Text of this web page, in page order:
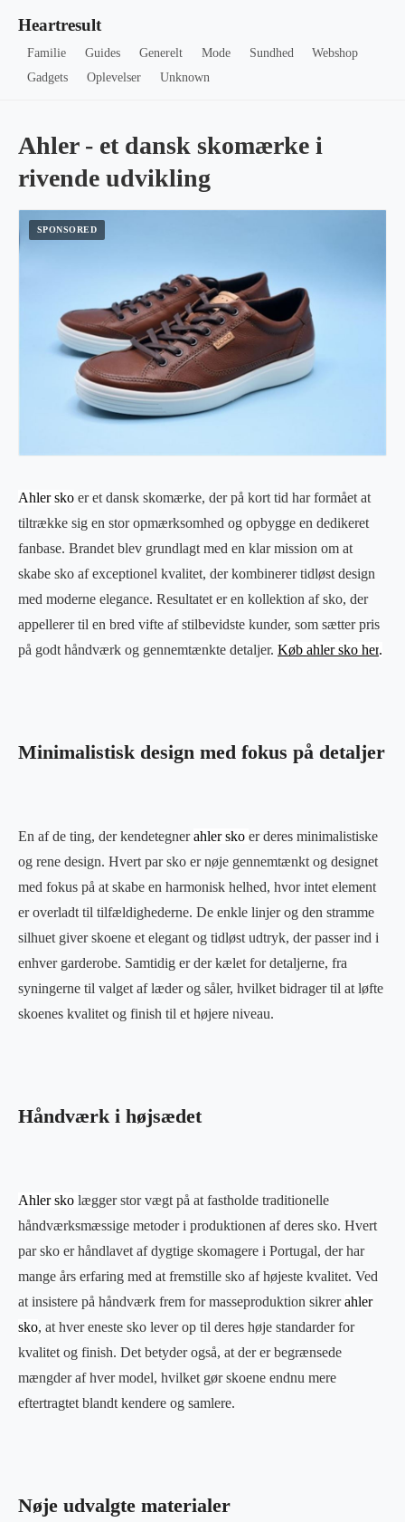
Heartresult
Familie Guides Generelt Mode Sundhed
Webshop
Gadgets
Oplevelser Unknown
Ahler - et dansk skomærke i
rivende udvikling
Ahler sko er et dansk skomærke, der på kort tid har formået at
tiltrække sig en stor opmærksomhed og opbygge en dedikeret
fanbase. Brandet blev grundlagt med en klar mission om at
skabe sko af exceptionel kvalitet, der kombinerer tidløst design
med moderne elegance. Resultatet er en kollektion af sko, der
appellerer til en bred vifte af stilbevidste kunder, som sætter pris
på godt håndværk og gennemtænkte detaljer. Køb ahler sko her.
Minimalistisk design med fokus på detaljer
En af de ting, der kendetegnerahler sko er deres minimalistiske
og rene design. Hvert par sko er nøje gennemtænkt og designet
med fokus på at skabe en harmonisk helhed, hvor intet element
er overladt til tilfældighederne. De enkle linjer og den stramme
silhuet giver skoene et elegant og tidløst udtryk, der passer ind i
enhver garderobe. Samtidig er der kælet for detaljerne, fra
syningerne til valget af læder og såler, hvilket bidrager til at løfte
skoenes kvalitet og finish til et højere niveau.
Håndværk i højsædet
Ahler sko lægger stor vægt på at fastholde traditionelle
håndværksmæssige metoder i produktionen af deres sko. Hvert
par sko er håndlavet af dygtige skomagere i Portugal, der har
mange års erfaring med at fremstille sko af højeste kvalitet. Ved
at insistere på håndværk frem for masseproduktion sikrerahler
sko, at hver eneste sko lever op til deres høje standarder for
kvalitet og finish. Det betyder også, at der er begrænsede
mængder af hver model, hvilket gør skoene endnu mere
eftertragtet blandt kendere og samlere.
Nøje udvalgte materialer